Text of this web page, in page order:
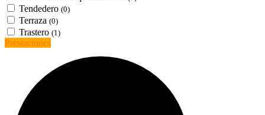
Tendedero (0)
Terraza (0)
Trastero (1)
Prestaciones